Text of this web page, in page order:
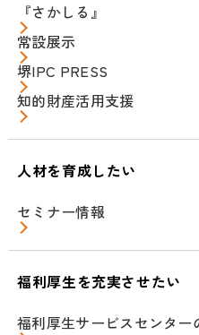
『さかしる』
常設展示
堺IPC PRESS
知的財産活用支援
人材を育成したい
セミナー情報
福利厚生を充実させたい
福利厚生サービスセンター